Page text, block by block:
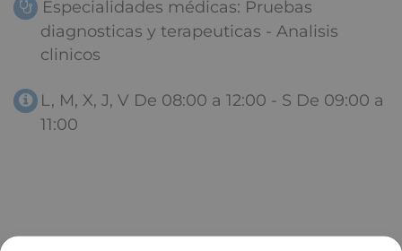
Especialidades médicas: Pruebas
diagnosticas y terapeuticas - Analisis
clinicos
L, M, X, J, V De 08:00 a 12:00 - S De 09:00 a
11:00